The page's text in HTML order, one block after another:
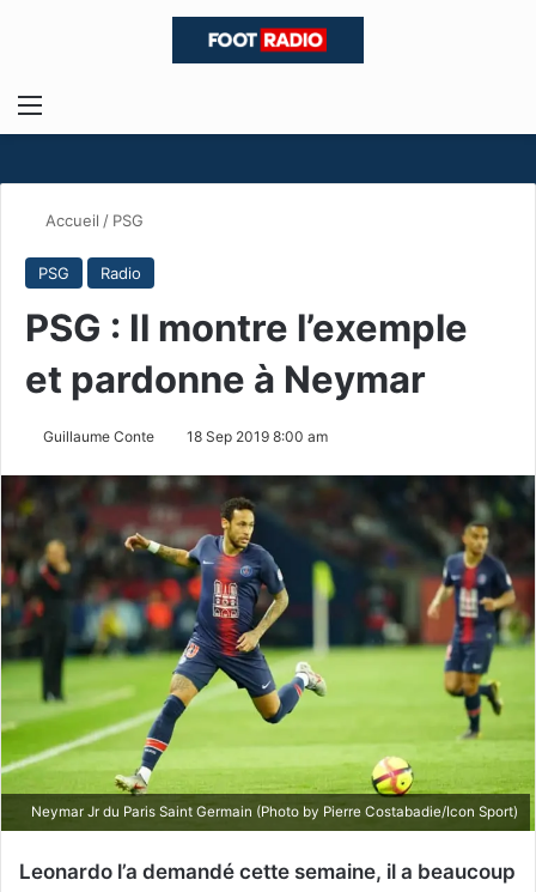
Menu
Accueil / PSG
PSG Radio
PSG : Il montre l’exemple
et pardonne à Neymar
Guillaume Conte 18 Sep 2019 8:00 am
Neymar Jr du Paris Saint Germain (Photo by Pierre Costabadie/Icon Sport)
Leonardo l’a demandé cette semaine, il a beaucoup